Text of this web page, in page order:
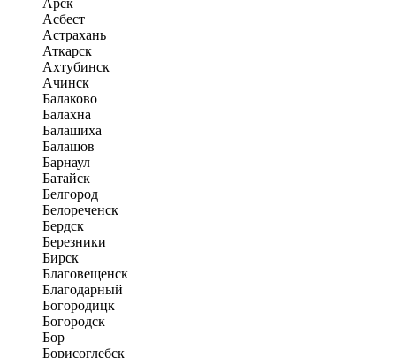
Арск
Асбест
Астрахань
Аткарск
Ахтубинск
Ачинск
Балаково
Балахна
Балашиха
Балашов
Барнаул
Батайск
Белгород
Белореченск
Бердск
Березники
Бирск
Благовещенск
Благодарный
Богородицк
Богородск
Бор
Борисоглебск